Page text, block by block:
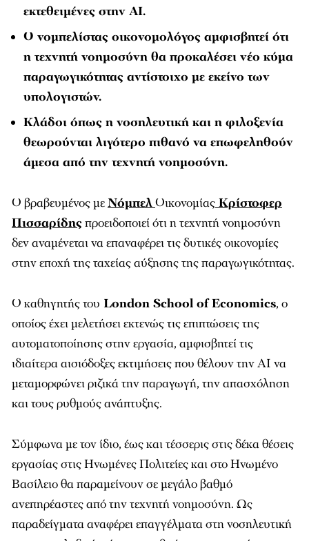
εκτεθειμένες στην AI.
Ο νομπελίστας οικονομολόγος αμφισβητεί ότι
η τεχνητή νοημοσύνη θα προκαλέσει νέο κύμα
παραγωγικότητας αντίστοιχο με εκείνο των
υπολογιστών.
Κλάδοι όπως η νοσηλευτική και η φιλοξενία
θεωρούνται λιγότερο πιθανό να επωφεληθούν
άμεσα από την τεχνητή νοημοσύνη.
Ο βραβευμένος μεΝόμπελΟικονομίας Κρίστοφερ
Πισσαρίδηςπροειδοποιεί ότι η τεχνητή νοημοσύνη
δεν αναμένεται να επαναφέρει τις δυτικές οικονομίες
στην εποχή της ταχείας αύξησης της παραγωγικότητας.
Ο καθηγητής του London School of Economics, ο
οποίος έχει μελετήσει εκτενώς τις επιπτώσεις της
αυτοματοποίησης στην εργασία, αμφισβητεί τις
ιδιαίτερα αισιόδοξες εκτιμήσεις που θέλουν την AI να
μεταμορφώνει ριζικά την παραγωγή, την απασχόληση
και τους ρυθμούς ανάπτυξης.
Σύμφωνα με τον ίδιο, έως και τέσσερις στις δέκα θέσεις
εργασίας στις Ηνωμένες Πολιτείες και στο Ηνωμένο
Βασίλειο θα παραμείνουν σε μεγάλο βαθμό
ανεπηρέαστες από την τεχνητή νοημοσύνη. Ως
παραδείγματα αναφέρει επαγγέλματα στη νοσηλευτική